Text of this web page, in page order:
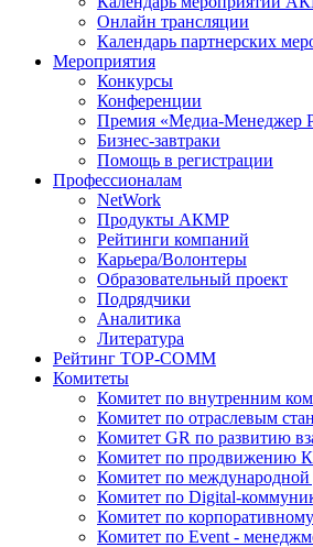
Онлайн трансляции
Календарь партнерских
Мероприятия
Конкурсы
Конференции
Премия «Медиа-Менеджер
Бизнес-завтраки
Помощь в регистрации
Профессионалам
NetWork
Продукты АКМР
Рейтинги компаний
Карьера/Волонтеры
Образовательный проект
Подрядчики
Аналитика
Литература
Рейтинг TOP-COMM
Комитеты
Комитет по внутренним
Комитет по отраслевым
Комитет GR по развитию
Комитет по продвижению
Комитет по международной
Комитет по Digital-
Комитет по
Комитет по Event -